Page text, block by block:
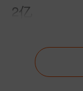
2亿
株冶集团